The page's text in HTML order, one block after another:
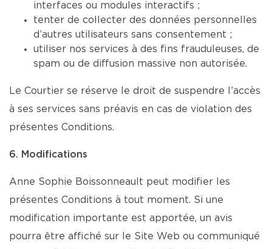
interfaces ou modules interactifs ;
tenter de collecter des données personnelles
d’autres utilisateurs sans consentement ;
utiliser nos services à des fins frauduleuses, de
spam ou de diffusion massive non autorisée.
Le Courtier se réserve le droit de suspendre l’accès
à ses services sans préavis en cas de violation des
présentes Conditions.
6. Modifications
Anne Sophie Boissonneault peut modifier les
présentes Conditions à tout moment. Si une
modification importante est apportée, un avis
pourra être affiché sur le Site Web ou communiqué